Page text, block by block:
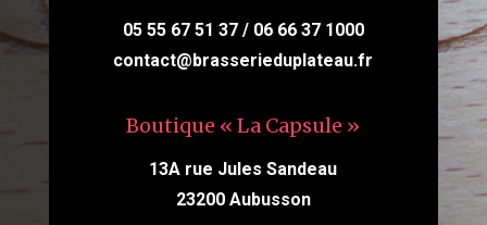
05 55 67 51 37 / 06 66 37 1000
contact@brasserieduplateau.fr
Boutique « La Capsule »
13A rue Jules Sandeau
23200 Aubusson